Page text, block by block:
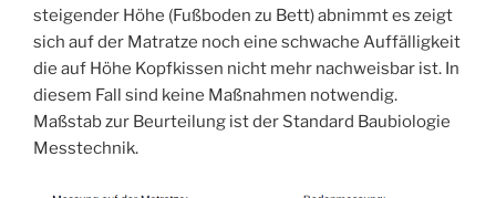
steigender Höhe (Fußboden zu Bett) abnimmt es zeigt
sich auf der Matratze noch eine schwache Auffälligkeit
die auf Höhe Kopfkissen nicht mehr nachweisbar ist. In
diesem Fall sind keine Maßnahmen notwendig.
Maßstab zur Beurteilung ist der Standard Baubiologie
Messtechnik.